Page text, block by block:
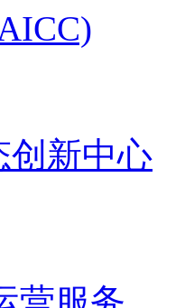
创新中心